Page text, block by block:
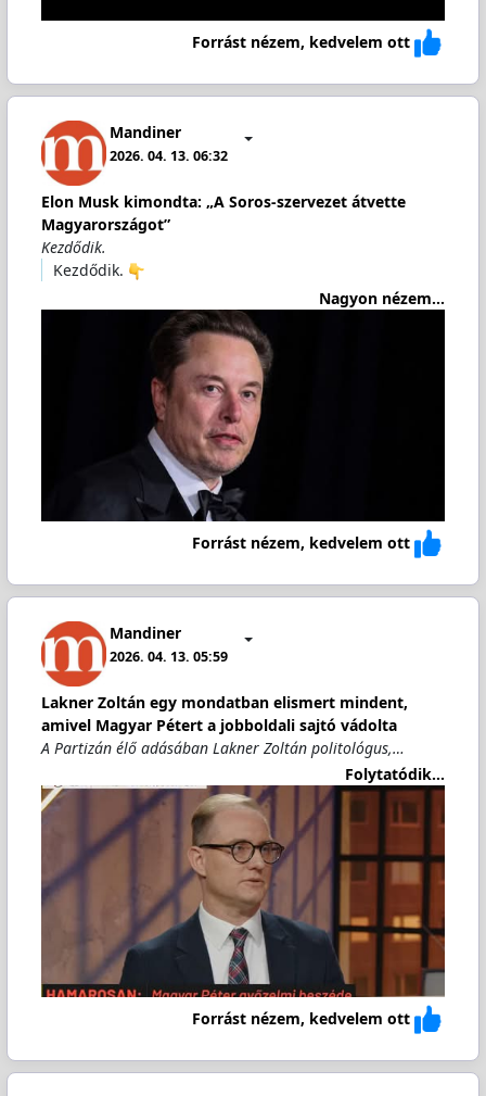
Forrást nézem, kedvelem ott
Mandiner
2026. 04. 13. 06:32
Elon Musk kimondta: „A Soros-szervezet átvette
Magyarországot”
Kezdődik.
Kezdődik.
Nagyon nézem...
Forrást nézem, kedvelem ott
Mandiner
2026. 04. 13. 05:59
Lakner Zoltán egy mondatban elismert mindent,
amivel Magyar Pétert a jobboldali sajtó vádolta
A Partizán élő adásában Lakner Zoltán politológus,…
Folytatódik...
Forrást nézem, kedvelem ott